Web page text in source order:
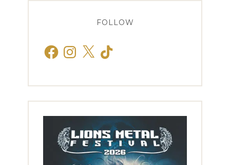
FOLLOW
FacebookInstagram
X TikTok